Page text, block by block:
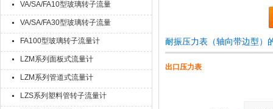
VA/SA/FA10型玻璃转子流量
计
VA/SA/FA30型玻璃转子流量
计
FA100型玻璃转子流量计
LZM系列面板式流量计
LZM系列管道式流量计
LZS系列塑料管转子流量计
耐振压力表（轴向带边型）
出口压力表